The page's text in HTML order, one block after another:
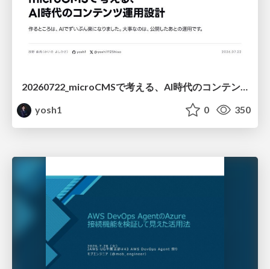
20260722_microCMSで考える、AI時代のコンテンツ運用設計
yosh1
0 350